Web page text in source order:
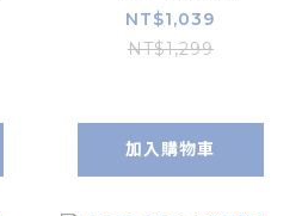
Gabby's
Dollhouse 蓋比的
NT$1,039
NT$1,299
加入購物車